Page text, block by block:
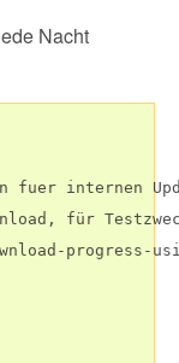
Nacht
fuer internen
für
progress-